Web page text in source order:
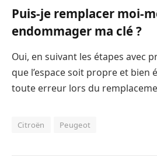
Puis-je remplacer moi-
endommager ma clé ?
Oui, en suivant les étapes avec
que l’espace soit propre et bien
toute erreur lors du
Citroën Peugeot